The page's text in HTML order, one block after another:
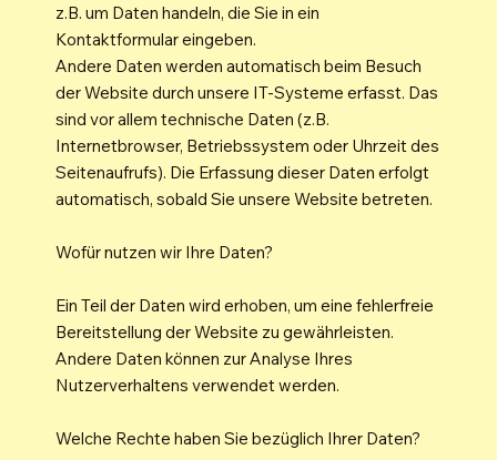
z.B. um Daten handeln, die Sie in ein
Kontaktformular eingeben.
Andere Daten werden automatisch beim Besuch
der Website durch unsere IT-Systeme erfasst. Das
sind vor allem technische Daten (z.B.
Internetbrowser, Betriebssystem oder Uhrzeit des
Seitenaufrufs). Die Erfassung dieser Daten erfolgt
automatisch, sobald Sie unsere Website betreten.
Wofür nutzen wir Ihre Daten?
Ein Teil der Daten wird erhoben, um eine fehlerfreie
Bereitstellung der Website zu gewährleisten.
Andere Daten können zur Analyse Ihres
Nutzerverhaltens verwendet werden.
Welche Rechte haben Sie bezüglich Ihrer Daten?